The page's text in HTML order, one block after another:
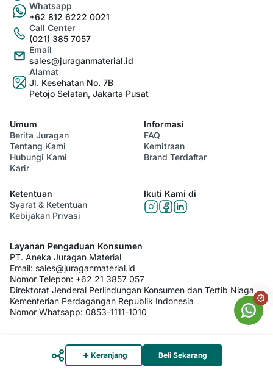
Whatsapp
+62 812 6222 0021
Call Center
(021) 385 7057
Email
sales@juraganmaterial.id
Alamat
Jl. Kesehatan No. 7B
Petojo Selatan, Jakarta Pusat
Umum
Berita Juragan
Tentang Kami
Hubungi Kami
Karir
Informasi
FAQ
Kemitraan
Brand Terdaftar
Ketentuan
Syarat & Ketentuan
Kebijakan Privasi
Ikuti Kami di
Layanan Pengaduan Konsumen
PT. Aneka Juragan Material
Email: sales@juraganmaterial.id
Nomor Telepon: +62 21 3857 057
Direktorat Jenderal Perlindungan Konsumen dan Tertib Niaga
Kementerian Perdagangan Republik Indonesia
Nomor Whatsapp: 0853-1111-1010
Keranjang Beli Sekarang